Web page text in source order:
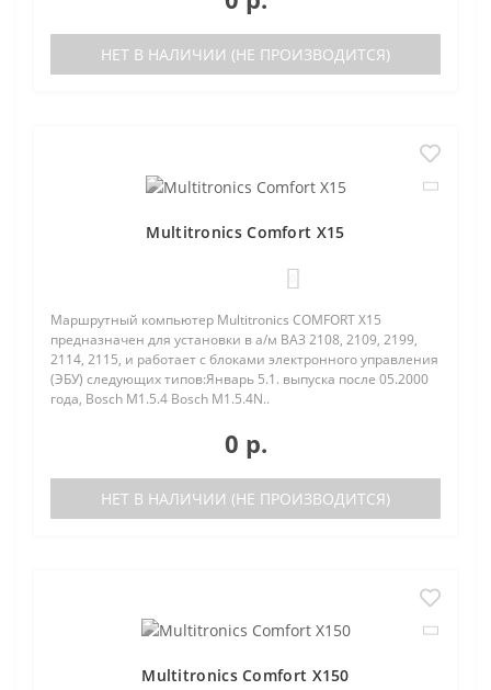
НЕТ В НАЛИЧИИ (НЕ ПРОИЗВОДИТСЯ)
Multitronics Comfort X15
Маршрутный компьютер Multitronics COMFORT Х15
предназначен для установки в а/м ВАЗ 2108, 2109, 2199,
2114, 2115, и работает с блоками электронного управления
(ЭБУ) следующих типов:Январь 5.1. выпуска после 05.2000
года, Bosch M1.5.4 Bosch M1.5.4N..
0 р.
НЕТ В НАЛИЧИИ (НЕ ПРОИЗВОДИТСЯ)
Multitronics Comfort X150